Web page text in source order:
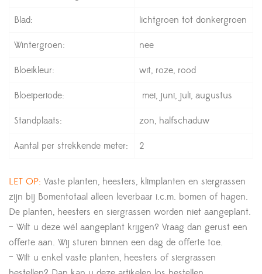
Blad: lichtgroen tot donkergroen
Wintergroen: nee
Bloeikleur: wit, roze, rood
Bloeiperiode: mei, juni, juli, augustus
Standplaats: zon, halfschaduw
Aantal per strekkende meter: 2
LET OP: Vaste planten, heesters, klimplanten en siergrassen
zijn bij Bomentotaal alleen leverbaar i.c.m. bomen of hagen.
De planten, heesters en siergrassen worden niet aangeplant.
– Wilt u deze wél aangeplant krijgen? Vraag dan gerust een
offerte aan. Wij sturen binnen een dag de offerte toe.
– Wilt u enkel vaste planten, heesters of siergrassen